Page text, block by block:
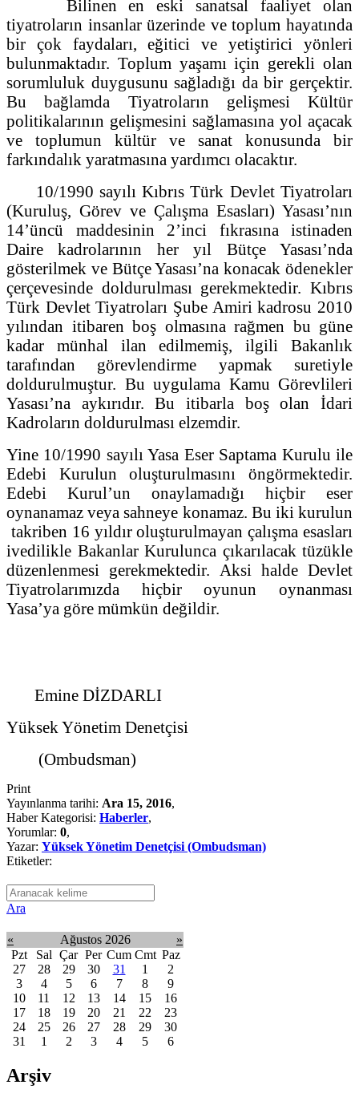
Bilinen en eski sanatsal faaliyet olan
tiyatroların insanlar üzerinde ve toplum hayatında
bir çok faydaları, eğitici ve yetiştirici yönleri
bulunmaktadır. Toplum yaşamı için gerekli olan
sorumluluk duygusunu sağladığı da bir gerçektir.
Bu bağlamda Tiyatroların gelişmesi Kültür
politikalarının gelişmesini sağlamasına yol açacak
ve toplumun kültür ve sanat konusunda bir
farkındalık yaratmasına yardımcı olacaktır.
10/1990 sayılı Kıbrıs Türk Devlet Tiyatroları
(Kuruluş, Görev ve Çalışma Esasları) Yasası’nın
14’üncü maddesinin 2’inci fıkrasına istinaden
Daire kadrolarının her yıl Bütçe Yasası’nda
gösterilmek ve Bütçe Yasası’na konacak ödenekler
çerçevesinde doldurulması gerekmektedir. Kıbrıs
Türk Devlet Tiyatroları Şube Amiri kadrosu 2010
yılından itibaren boş olmasına rağmen bu güne
kadar münhal ilan edilmemiş, ilgili Bakanlık
tarafından görevlendirme yapmak suretiyle
doldurulmuştur. Bu uygulama Kamu Görevlileri
Yasası’na aykırıdır. Bu itibarla boş olan İdari
Kadroların doldurulması elzemdir.
Yine 10/1990 sayılı Yasa Eser Saptama Kurulu ile
Edebi Kurulun oluşturulmasını öngörmektedir.
Edebi Kurul’un onaylamadığı hiçbir eser
oynanamaz veya sahneye konamaz. Bu iki kurulun
takriben 16 yıldır oluşturulmayan çalışma esasları
ivedilikle Bakanlar Kurulunca çıkarılacak tüzükle
düzenlenmesi gerekmektedir. Aksi halde Devlet
Tiyatrolarımızda hiçbir oyunun oynanması
Yasa’ya göre mümkün değildir.
Emine DİZDARLI
Yüksek Yönetim Denetçisi
(Ombudsman)
Print
Yayınlanma tarihi: Ara 15, 2016,
Haber Kategorisi: Haberler,
Yorumlar: 0,
Yazar: Yüksek Yönetim Denetçisi (Ombudsman)
Etiketler:
Ara
« Ağustos 2026
»
Pzt
Sal Çar Per Cum Cmt Paz
27
28 29 30 31 1
2
3
4 5 6 7 8
9
10
11 12 13 14 15
16
17
18 19 20 21 22
23
24
25 26 27 28 29
30
31
1 2 3 4 5 6
Arşiv